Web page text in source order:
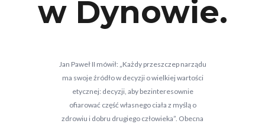
w Dynowie.
Jan Paweł II mówił: „Każdy przeszczep narządu
ma swoje źródło w decyzji o wielkiej wartości
etycznej: decyzji, aby bezinteresownie
ofiarować część własnego ciała z myślą o
zdrowiu i dobru drugiego człowieka”. Obecna